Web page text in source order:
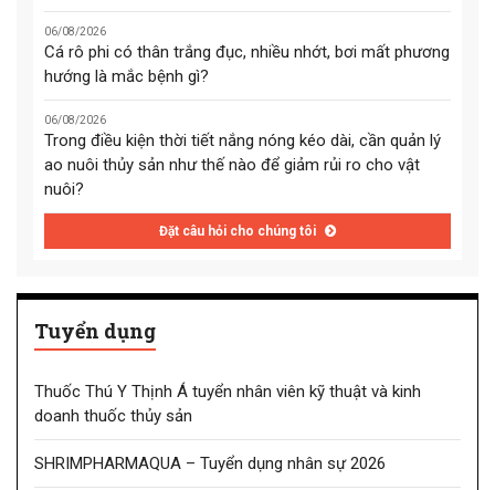
06/08/2026
Cá rô phi có thân trắng đục, nhiều nhớt, bơi mất phương
hướng là mắc bệnh gì?
06/08/2026
Trong điều kiện thời tiết nắng nóng kéo dài, cần quản lý
ao nuôi thủy sản như thế nào để giảm rủi ro cho vật
nuôi?
Đặt câu hỏi cho chúng tôi
Tuyển dụng
Thuốc Thú Y Thịnh Á tuyển nhân viên kỹ thuật và kinh
doanh thuốc thủy sản
SHRIMPHARMAQUA – Tuyển dụng nhân sự 2026